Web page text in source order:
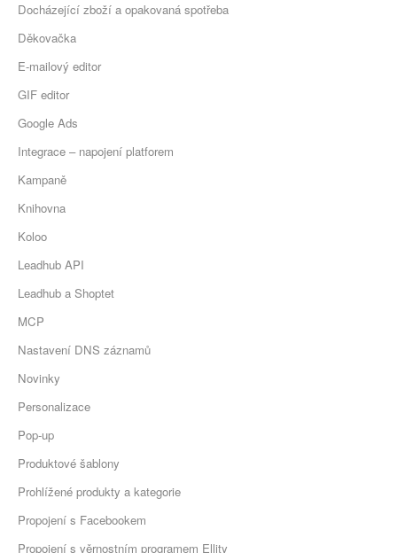
Docházející zboží a opakovaná spotřeba
Děkovačka
E-mailový editor
GIF editor
Google Ads
Integrace – napojení platforem
Kampaně
Knihovna
Koloo
Leadhub API
Leadhub a Shoptet
MCP
Nastavení DNS záznamů
Novinky
Personalizace
Pop-up
Produktové šablony
Prohlížené produkty a kategorie
Propojení s Facebookem
Propojení s věrnostním programem Ellity